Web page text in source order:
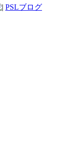
PSLブログ